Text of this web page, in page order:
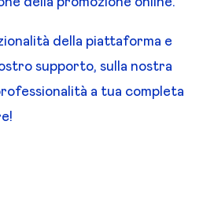
della piattaforma e
supporto, sulla nostra
a tua completa